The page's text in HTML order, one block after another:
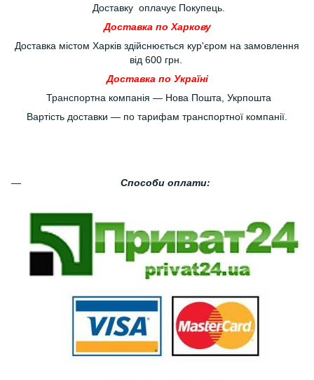
Доставку оплачує Покупець.
Доставка по Харкову
Доставка містом Харків здійснюється кур'єром на замовлення
від 600 грн.
Доставка по Україні
Транспортна компанія — Нова Пошта, Укрпошта
Вартість доставки — по тарифам транспортної компанії.
Способи оплати: